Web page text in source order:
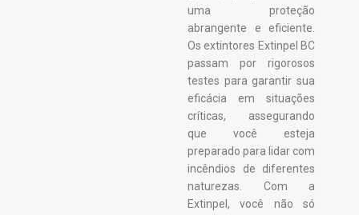
uma proteção
abrangente e eficiente.
Os extintores Extinpel BC
passam por rigorosos
testes para garantir sua
eficácia em situações
críticas, assegurando
que você esteja
preparado para lidar com
incêndios de diferentes
naturezas. Com a
Extinpel, você não só